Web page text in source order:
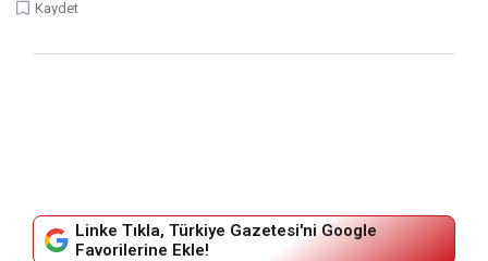
Kaydet
Linke Tıkla, Türkiye Gazetesi'ni Google
Favorilerine Ekle!